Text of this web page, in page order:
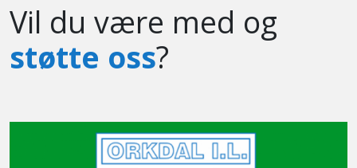
Vil du være med og
støtte oss?